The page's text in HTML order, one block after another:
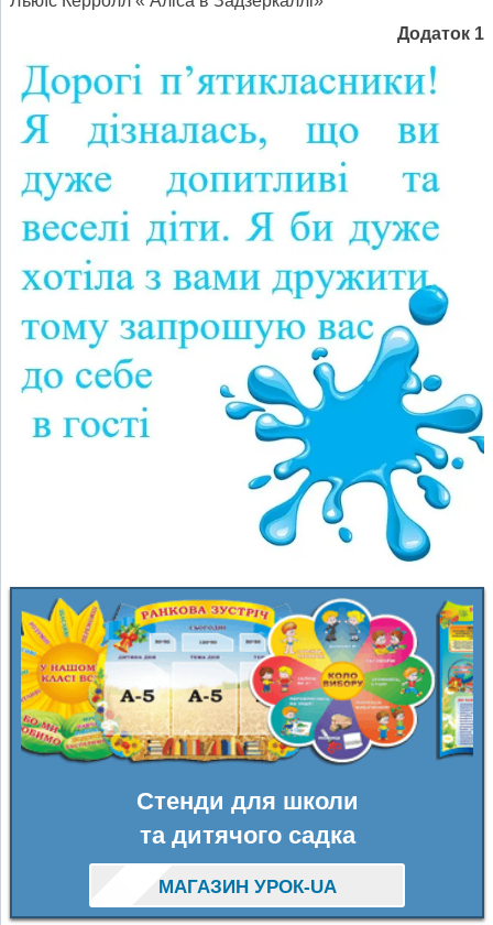
Додаток 1
Стенди для школи
та дитячого садка
МАГАЗИН УРОК-UA